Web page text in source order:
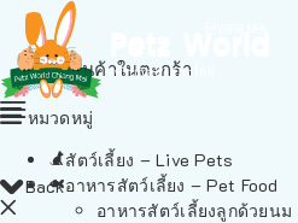
ไม่มีสินค้าในตะกร้า
Back
หมวดหมู่
สัตว์เลี้ยง – Live Pets
อาหารสัตว์เลี้ยง – Pet Food
อาหารสัตว์เลี้ยงลูกด้วยนม